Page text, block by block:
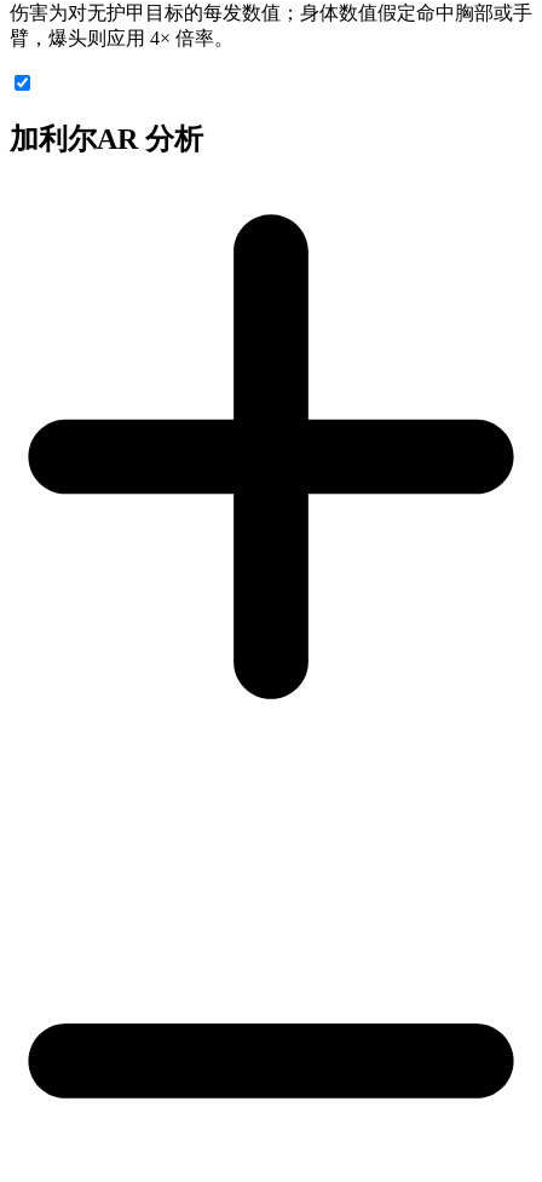
伤害为对无护甲目标的每发数值；身体数值假定命中胸部或手
臂，爆头则应用 4× 倍率。
加利尔AR 分析